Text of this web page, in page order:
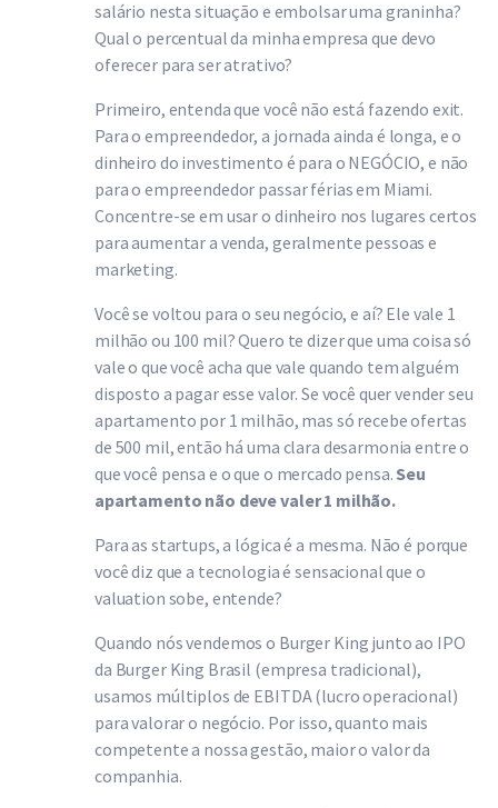
salário nesta situação e embolsar uma graninha?
Qual o percentual da minha empresa que devo
oferecer para ser atrativo?
Primeiro, entenda que você não está fazendo exit.
Para o empreendedor, a jornada ainda é longa, e o
dinheiro do investimento é para o NEGÓCIO, e não
para o empreendedor passar férias em Miami.
Concentre-se em usar o dinheiro nos lugares certos
para aumentar a venda, geralmente pessoas e
marketing.
Você se voltou para o seu negócio, e aí? Ele vale 1
milhão ou 100 mil? Quero te dizer que uma coisa só
vale o que você acha que vale quando tem alguém
disposto a pagar esse valor. Se você quer vender seu
apartamento por 1 milhão, mas só recebe ofertas
de 500 mil, então há uma clara desarmonia entre o
que você pensa e o que o mercado pensa. Seu
apartamento não deve valer 1 milhão.
Para as startups, a lógica é a mesma. Não é porque
você diz que a tecnologia é sensacional que o
valuation sobe, entende?
Quando nós vendemos o Burger King junto ao IPO
da Burger King Brasil (empresa tradicional),
usamos múltiplos de EBITDA (lucro operacional)
para valorar o negócio. Por isso, quanto mais
competente a nossa gestão, maior o valor da
companhia.